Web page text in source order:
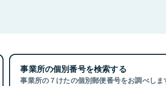
事業所の個別番号を検索する
事業所の７けたの個別郵便番号をお調べしま